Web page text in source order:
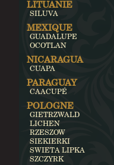
LITUANIE
SILUVA
MEXIQUE
GUADALUPE
OCOTLAN
NICARAGUA
CUAPA
PARAGUAY
CAACUPÉ
POLOGNE
GIETRZWALD
LICHEN
RZESZOW
SIEKIERKI
SWIETA LIPKA
SZCZYRK